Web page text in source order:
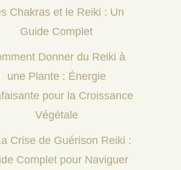
Chakras et le Reiki : Un
Guide Complet
Donner du Reiki à
une Plante : Énergie
pour la Croissance
Végétale
Crise de Guérison Reiki :
Complet pour Naviguer